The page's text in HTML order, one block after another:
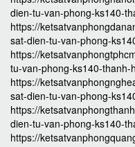
dien-tu-van-phong-ks140-
https://
sat-dien-tu-van-phong-
https://
tu-van-phong-ks140-thanh-
https://
sat-dien-tu-van-phong-
https://
dien-tu-van-phong-ks140-
https://